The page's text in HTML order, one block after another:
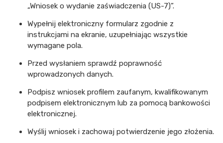
„Wniosek o wydanie zaświadczenia (US-7)”.
Wypełnij elektroniczny formularz zgodnie z
instrukcjami na ekranie, uzupełniając wszystkie
wymagane pola.
Przed wysłaniem sprawdź poprawność
wprowadzonych danych.
Podpisz wniosek profilem zaufanym, kwalifikowanym
podpisem elektronicznym lub za pomocą bankowości
elektronicznej.
Wyślij wniosek i zachowaj potwierdzenie jego złożenia.